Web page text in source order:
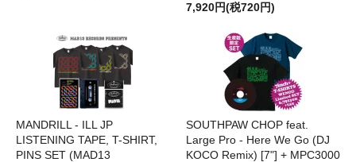
7,920円(税720円)
MANDRILL - ILL JP
LISTENING TAPE, T-SHIRT,
PINS SET (MAD13
SOUTHPAW CHOP feat.
Large Pro - Here We Go (DJ
KOCO Remix) [7"] + MPC3000